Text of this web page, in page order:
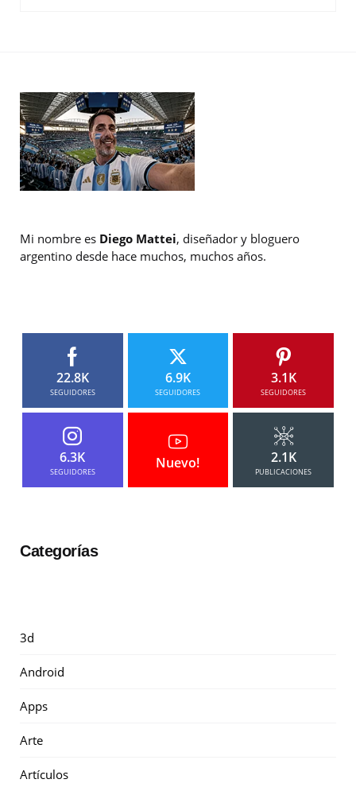
Mi nombre es Diego Mattei, diseñador y bloguero
argentino desde hace muchos, muchos años.
22.8K
SEGUIDORES
6.9K
SEGUIDORES
3.1K
SEGUIDORES
6.3K
SEGUIDORES
Nuevo! 2.1K
PUBLICACIONES
Categorías
3d
Android
Apps
Arte
Artículos